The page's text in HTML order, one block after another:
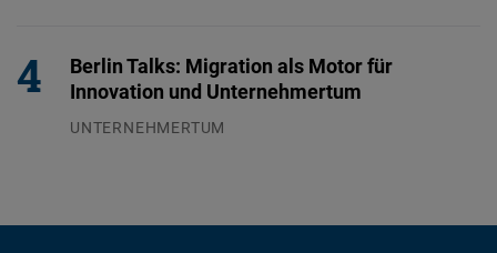
Berlin Talks: Migration als Motor für
Innovation und Unternehmertum
UNTERNEHMERTUM